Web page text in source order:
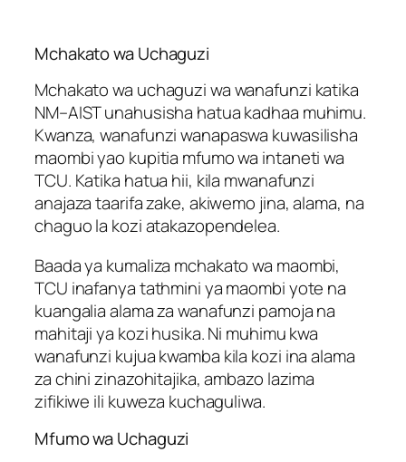
Mchakato wa Uchaguzi
Mchakato wa uchaguzi wa wanafunzi katika
NM–AIST unahusisha hatua kadhaa muhimu.
Kwanza, wanafunzi wanapaswa kuwasilisha
maombi yao kupitia mfumo wa intaneti wa
TCU. Katika hatua hii, kila mwanafunzi
anajaza taarifa zake, akiwemo jina, alama, na
chaguo la kozi atakazopendelea.
Baada ya kumaliza mchakato wa maombi,
TCU inafanya tathmini ya maombi yote na
kuangalia alama za wanafunzi pamoja na
mahitaji ya kozi husika. Ni muhimu kwa
wanafunzi kujua kwamba kila kozi ina alama
za chini zinazohitajika, ambazo lazima
zifikiwe ili kuweza kuchaguliwa.
Mfumo wa Uchaguzi